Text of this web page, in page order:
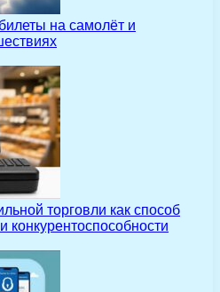
на самолёт и
торговли как способ